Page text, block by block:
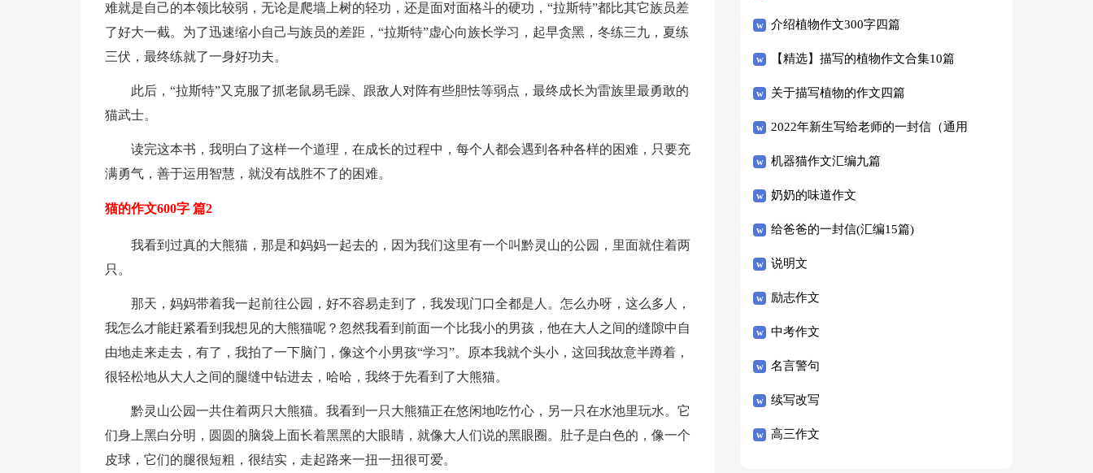
难就是自己的本领比较弱，无论是爬墙上树的轻功，还是面对面格斗的硬功，“拉斯特”都比其它族员差
了好大一截。为了迅速缩小自己与族员的差距，“拉斯特”虚心向族长学习，起早贪黑，冬练三九，夏练
三伏，最终练就了一身好功夫。
此后，“拉斯特”又克服了抓老鼠易毛躁、跟敌人对阵有些胆怯等弱点，最终成长为雷族里最勇敢的
猫武士。
读完这本书，我明白了这样一个道理，在成长的过程中，每个人都会遇到各种各样的困难，只要充
满勇气，善于运用智慧，就没有战胜不了的困难。
猫的作文600字 篇2
我看到过真的大熊猫，那是和妈妈一起去的，因为我们这里有一个叫黔灵山的公园，里面就住着两
只。
那天，妈妈带着我一起前往公园，好不容易走到了，我发现门口全都是人。怎么办呀，这么多人，
我怎么才能赶紧看到我想见的大熊猫呢？忽然我看到前面一个比我小的男孩，他在大人之间的缝隙中自
由地走来走去，有了，我拍了一下脑门，像这个小男孩“学习”。原本我就个头小，这回我故意半蹲着，
很轻松地从大人之间的腿缝中钻进去，哈哈，我终于先看到了大熊猫。
黔灵山公园一共住着两只大熊猫。我看到一只大熊猫正在悠闲地吃竹心，另一只在水池里玩水。它
们身上黑白分明，圆圆的脑袋上面长着黑黑的大眼睛，就像大人们说的黑眼圈。肚子是白色的，像一个
皮球，它们的腿很短粗，很结实，走起路来一扭一扭很可爱。
介绍植物作文300字四篇
【精选】描写的植物作文合集10篇
关于描写植物的作文四篇
2022年新生写给老师的一封信（通用
8篇）
机器猫作文汇编九篇
奶奶的味道作文
给爸爸的一封信(汇编15篇)
说明文
励志作文
中考作文
名言警句
续写改写
高三作文